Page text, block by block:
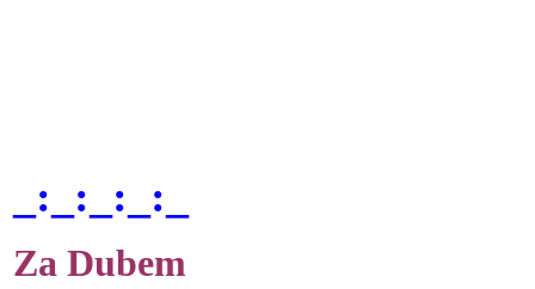
_:_:_:_:_
Za Dubem